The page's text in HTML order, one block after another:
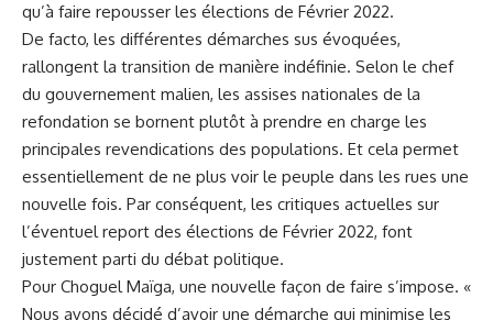
qu’à faire repousser les élections de Février 2022.
De facto, les différentes démarches sus évoquées,
rallongent la transition de manière indéfinie. Selon le chef
du gouvernement malien, les assises nationales de la
refondation se bornent plutôt à prendre en charge les
principales revendications des populations. Et cela permet
essentiellement de ne plus voir le peuple dans les rues une
nouvelle fois. Par conséquent, les critiques actuelles sur
l’éventuel report des élections de Février 2022, font
justement parti du débat politique.
Pour Choguel Maïga, une nouvelle façon de faire s’impose. «
Nous avons décidé d’avoir une démarche qui minimise les